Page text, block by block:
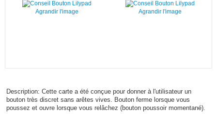
Agrandir l'image Agrandir l'image
Description: Cette carte a été conçue pour donner à l'utilisateur un
bouton très discret sans arêtes vives. Bouton ferme lorsque vous
poussez et ouvre lorsque vous relâchez (bouton poussoir momentané).